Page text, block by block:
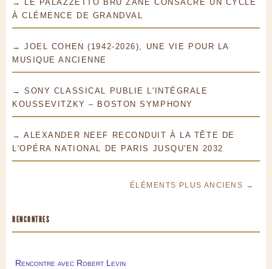
→ LE PALAZZETTO BRU ZANE CONSACRE UN CYCLE
À CLÉMENCE DE GRANDVAL
→ JOEL COHEN (1942-2026), UNE VIE POUR LA
MUSIQUE ANCIENNE
→ SONY CLASSICAL PUBLIE L'INTÉGRALE
KOUSSEVITZKY – BOSTON SYMPHONY
→ ALEXANDER NEEF RECONDUIT À LA TÊTE DE
L'OPÉRA NATIONAL DE PARIS JUSQU'EN 2032
ÉLÉMENTS PLUS ANCIENS →
RENCONTRES
Rencontre avec Robert Levin